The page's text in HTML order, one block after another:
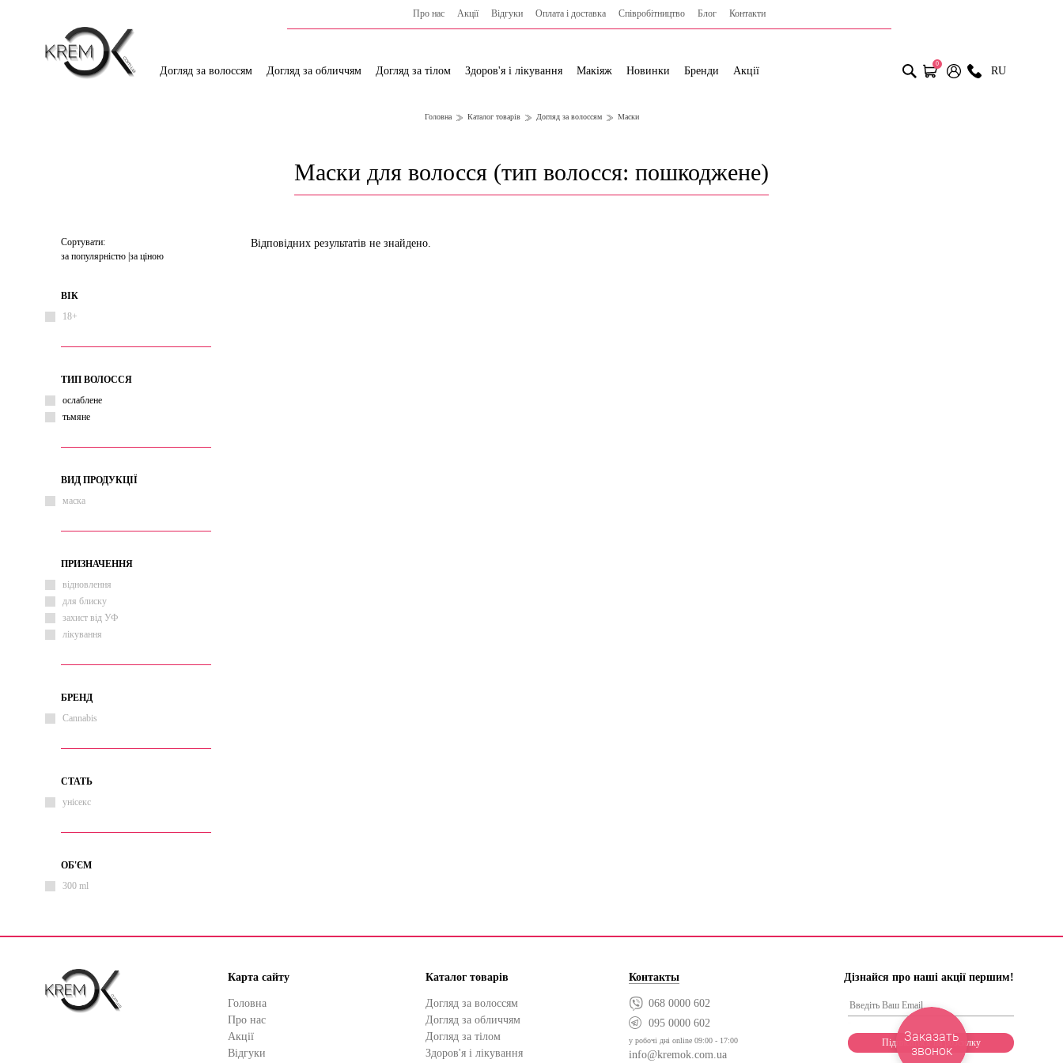
Про нас Акції Відгуки Оплата і доставка Cпівробітництво Блог Контакти
Догляд за волоссям Догляд за обличчям Догляд за тілом Здоров'я і лікування Макіяж Новинки Бренди Акції
0
RU
Головна Каталог товарів Догляд за волоссям Маски
Маски для волосся (тип волосся: пошкоджене)
Сортувати:
за популярністю за ціною
ВІК
18+
ТИП ВОЛОССЯ
ослаблене
тьмяне
ВИД ПРОДУКЦІЇ
маска
ПРИЗНАЧЕННЯ
відновлення
для блиску
захист від УФ
лікування
БРЕНД
Cannabis
СТАТЬ
унісекс
ОБ'ЄМ
300 ml
Відповідних результатів не знайдено.
Карта сайту
Головна
Про нас
Акції
Відгуки
Каталог товарів
Догляд за волоссям
Догляд за обличчям
Догляд за тілом
Здоров'я і лікування
Контакты
068 0000 602
095 0000 602
у робочі дні online 09:00 - 17:00
info@kremok.com.ua
Дізнайся про наші акції першим!
Заказать
звонок